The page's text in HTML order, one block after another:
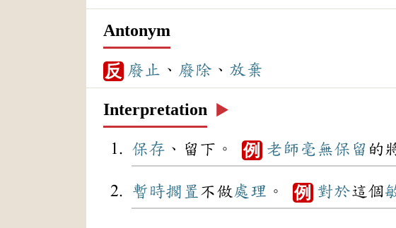
Antonym
反 廢止 、 廢除 、 放棄
Interpretation ▶️
保存 、留下。 例 老師 毫無保留 的
暫時擱置 不做處理 。 例 對於這個